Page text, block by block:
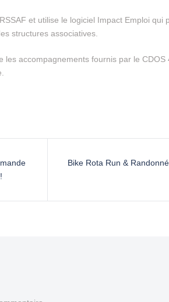
et utilise le logiciel Impact Emploi qui
structures associatives.
accompagnements fournis par le CDOS
Bike Rota Run &